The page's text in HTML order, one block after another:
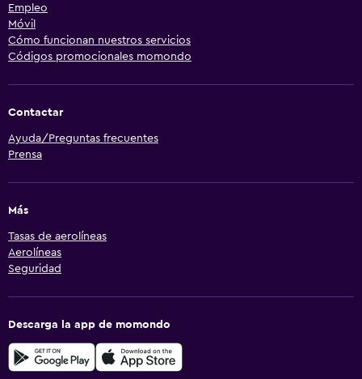
Empleo
Móvil
Cómo funcionan nuestros servicios
Códigos promocionales momondo
Contactar
Ayuda/Preguntas frecuentes
Prensa
Más
Tasas de aerolíneas
Aerolíneas
Seguridad
Descarga la app de momondo